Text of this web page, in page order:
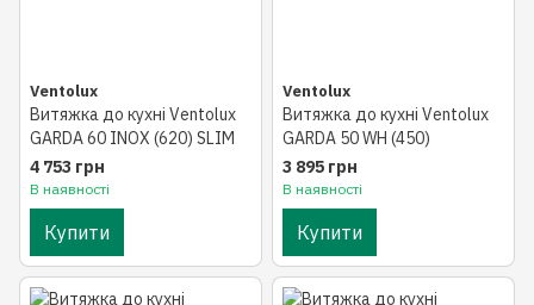
Ventolux
Витяжка до кухні Ventolux
GARDA 60 INOX (620) SLIM
4 753 грн
В наявності
Купити
Ventolux
Витяжка до кухні Ventolux
GARDA 50 WH (450)
3 895 грн
В наявності
Купити